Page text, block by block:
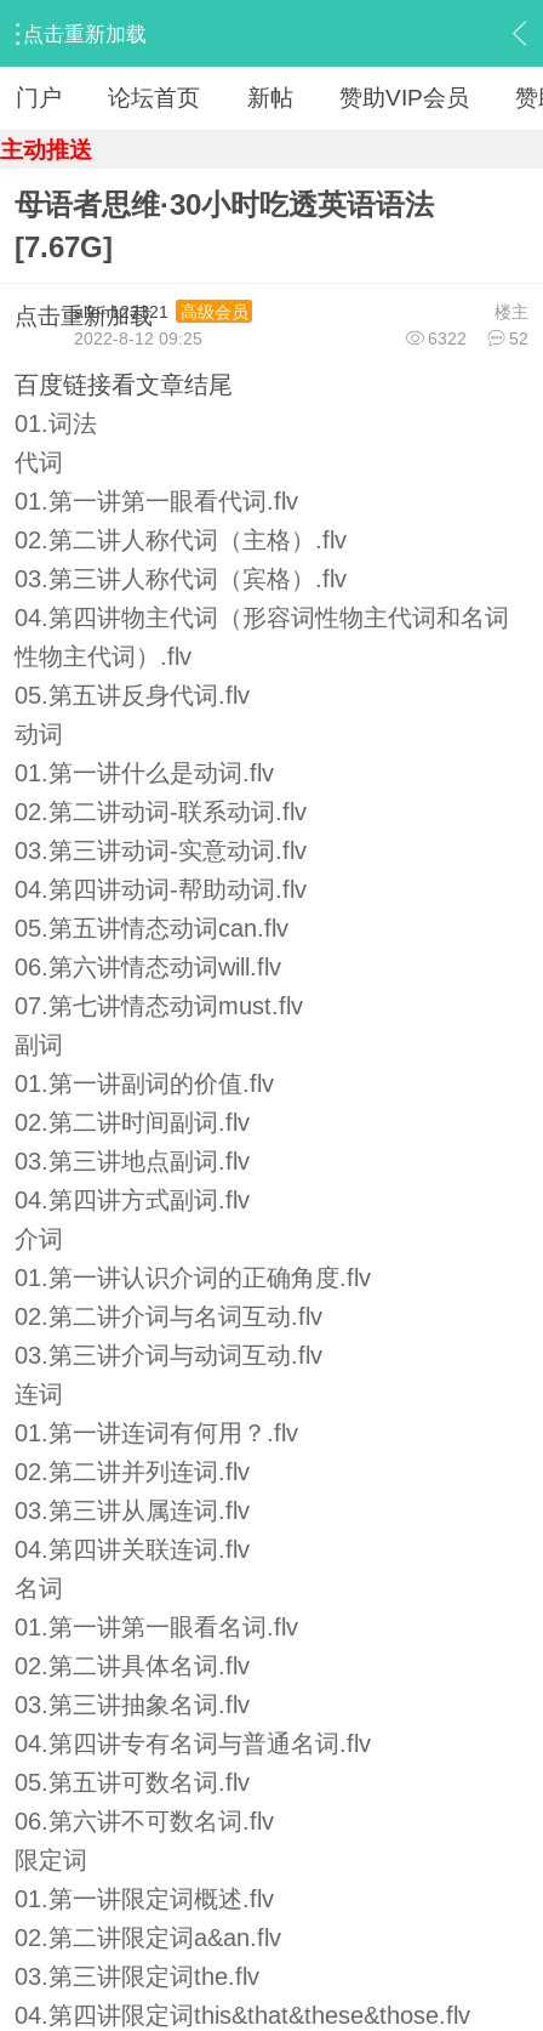
点击重新加载
› 【 资源区 】 › 『教育学习』 › 内容
门户 论坛首页 新帖 赞助VIP会员 赞
主动推送
母语者思维·30小时吃透英语语法
[7.67G]
点击重新加载 楼主
allen123321
高级会员
6322
52
2022-8-12 09:25
百度链接看文章结尾
01.词法
代词
01.第一讲第一眼看代词.flv
02.第二讲人称代词（主格）.flv
03.第三讲人称代词（宾格）.flv
04.第四讲物主代词（形容词性物主代词和名词
性物主代词）.flv
05.第五讲反身代词.flv
动词
01.第一讲什么是动词.flv
02.第二讲动词-联系动词.flv
03.第三讲动词-实意动词.flv
04.第四讲动词-帮助动词.flv
05.第五讲情态动词can.flv
06.第六讲情态动词will.flv
07.第七讲情态动词must.flv
副词
01.第一讲副词的价值.flv
02.第二讲时间副词.flv
03.第三讲地点副词.flv
04.第四讲方式副词.flv
介词
01.第一讲认识介词的正确角度.flv
02.第二讲介词与名词互动.flv
03.第三讲介词与动词互动.flv
连词
01.第一讲连词有何用？.flv
02.第二讲并列连词.flv
03.第三讲从属连词.flv
04.第四讲关联连词.flv
名词
01.第一讲第一眼看名词.flv
02.第二讲具体名词.flv
03.第三讲抽象名词.flv
04.第四讲专有名词与普通名词.flv
05.第五讲可数名词.flv
06.第六讲不可数名词.flv
限定词
01.第一讲限定词概述.flv
02.第二讲限定词a&an.flv
03.第三讲限定词the.flv
04.第四讲限定词this&that&these&those.flv